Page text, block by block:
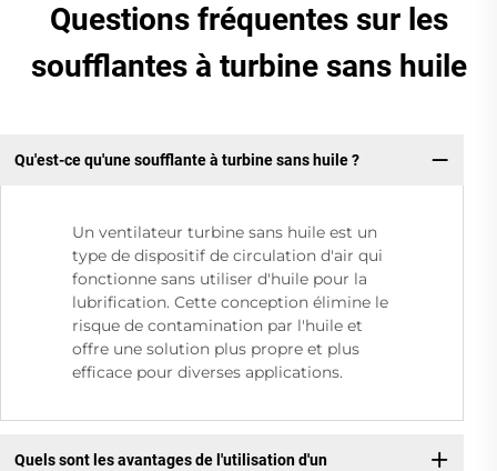
Questions fréquentes sur les
soufflantes à turbine sans huile
Qu'est-ce qu'une soufflante à turbine sans huile ?
Un ventilateur turbine sans huile est un
type de dispositif de circulation d'air qui
fonctionne sans utiliser d'huile pour la
lubrification. Cette conception élimine le
risque de contamination par l'huile et
offre une solution plus propre et plus
efficace pour diverses applications.
Quels sont les avantages de l'utilisation d'un